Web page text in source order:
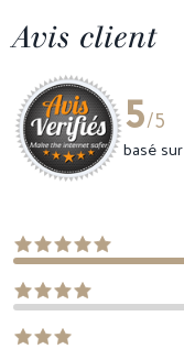
Avis client
5/5
basé sur